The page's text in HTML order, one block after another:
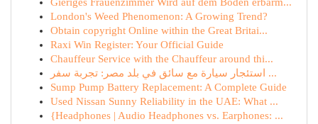
London's Weed Phenomenon: A Growing Trend?
Obtain copyright Online within the Great Britai...
Raxi Win Register: Your Official Guide
Chauffeur Service with the Chauffeur around thi...
استئجار سيارة مع سائق في بلد مصر: تجربة سفر ...
Sump Pump Battery Replacement: A Complete Guide
Used Nissan Sunny Reliability in the UAE: What ...
{Headphones | Audio Headphones vs. Earphones: ...